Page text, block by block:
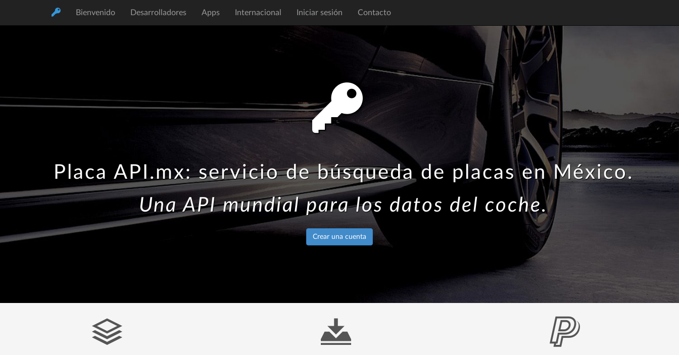
Bienvenido Desarrolladores Apps Internacional Iniciar sesión Contacto
Placa API.mx: servicio de búsqueda de placas en México.
Una API mundial para los datos del coche.
Crear una cuenta